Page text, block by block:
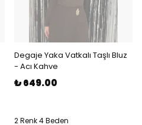
Degaje Yaka Vatkalı Taşlı Bluz
- Acı Kahve
₺ 649.00
2 Renk 4 Beden